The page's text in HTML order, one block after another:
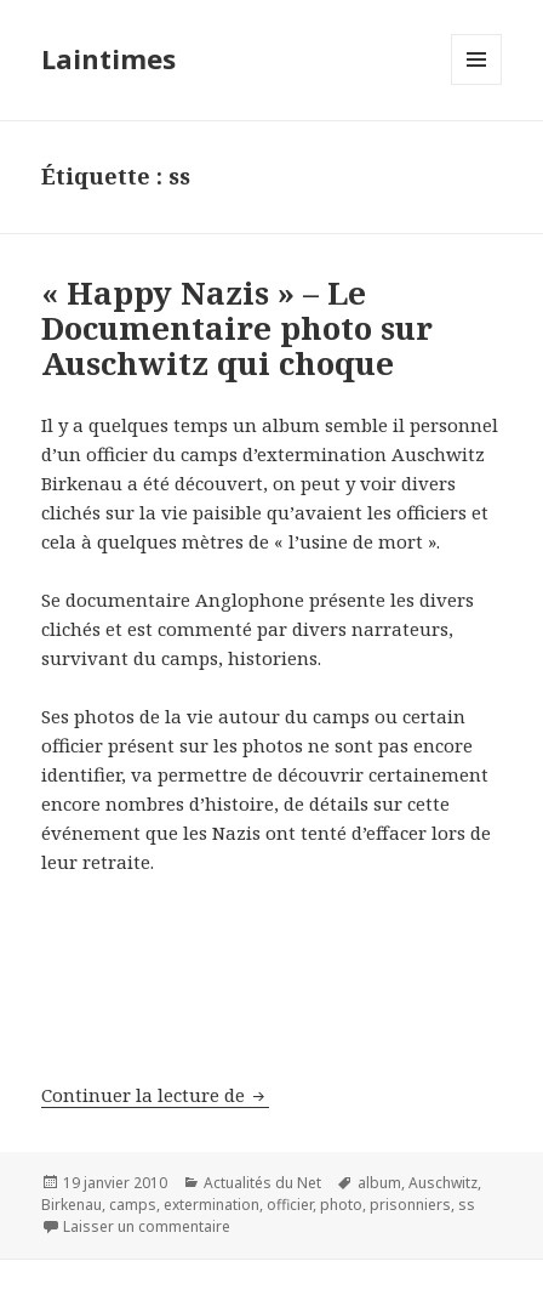
Laintimes
Étiquette : ss
« Happy Nazis » – Le
Documentaire photo sur
Auschwitz qui choque
Il y a quelques temps un album semble il personnel
d’un officier du camps d’extermination Auschwitz
Birkenau a été découvert, on peut y voir divers
clichés sur la vie paisible qu’avaient les officiers et
cela à quelques mètres de « l’usine de mort ».
Se documentaire Anglophone présente les divers
clichés et est commenté par divers narrateurs,
survivant du camps, historiens.
Ses photos de la vie autour du camps ou certain
officier présent sur les photos ne sont pas encore
identifier, va permettre de découvrir certainement
encore nombres d’histoire, de détails sur cette
événement que les Nazis ont tenté d’effacer lors de
leur retraite.
Continuer la lecture de « Happy Nazis » – Le
Publié
le
19 janvier 2010 Catégories
Actualités du Net
Mots-
clés
album,Auschwitz,
Birkenau, camps, extermination, officier, photo, prisonniers, ss
Laisser un commentaire